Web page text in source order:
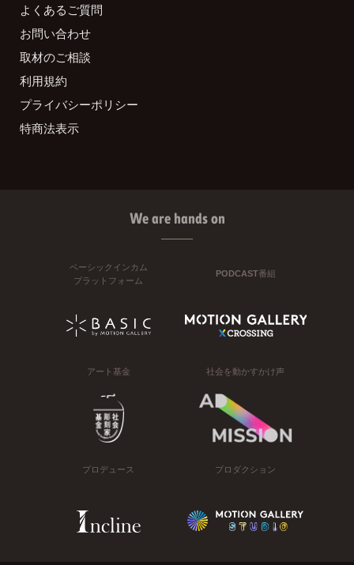
よくあるご質問
お問い合わせ
取材のご相談
利用規約
プライバシーポリシー
特商法表示
We are hands on
ベーシックインカム
プラットフォーム
PODCAST番組
アート基金 社会を動かすかけ声
プロデュース プロダクション